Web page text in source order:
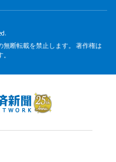
断転載を禁止します。 著作権は